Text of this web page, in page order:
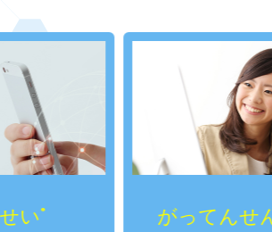
がってんせんせい ®